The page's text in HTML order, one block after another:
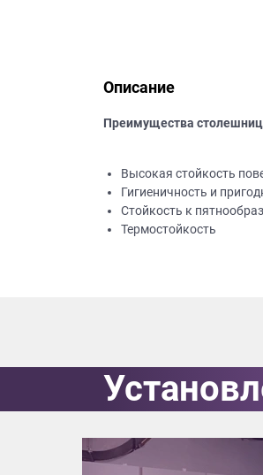
Описание
Преимущества столешниц
Высокая стойкость
Гигиеничность и
Стойкость к
Термостойкость